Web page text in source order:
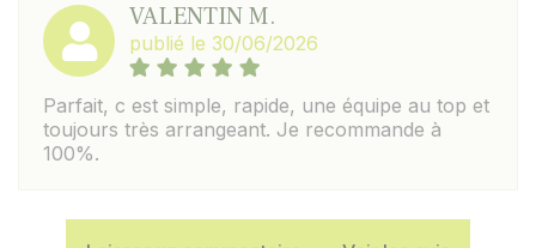
VALENTIN M.
publié le 30/06/2026
Parfait, c est simple, rapide, une équipe au top et
toujours très arrangeant. Je recommande à
100%.